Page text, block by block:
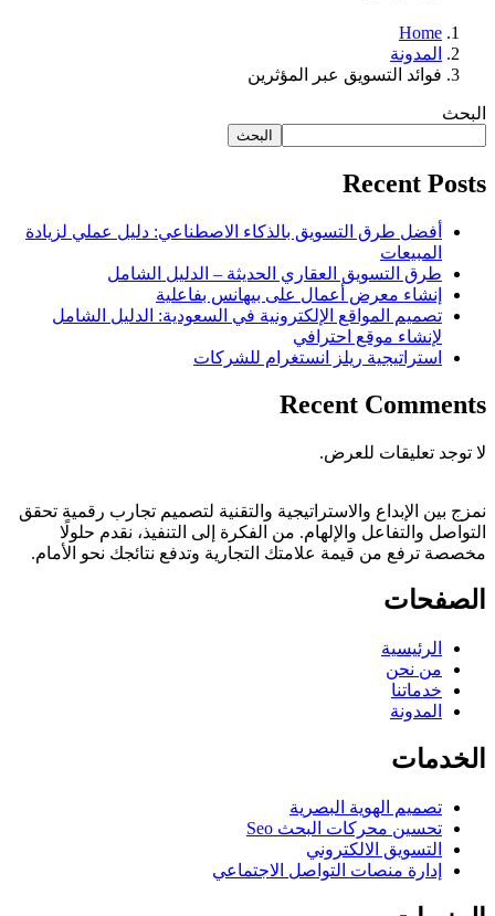
Home
المدونة
فوائد التسويق عبر المؤثرين
البحث
البحث
Recent Posts
أفضل طرق التسويق بالذكاء الاصطناعي: دليل عملي لزيادة
المبيعات
طرق التسويق العقاري الحديثة – الدليل الشامل
إنشاء معرض أعمال على بيهانس بفاعلية
تصميم المواقع الإلكترونية في السعودية: الدليل الشامل
لإنشاء موقع احترافي
استراتيجية ريلز انستغرام للشركات
Recent Comments
لا توجد تعليقات للعرض.
نمزج بين الإبداع والاستراتيجية والتقنية لتصميم تجارب رقمية تحقق
التواصل والتفاعل والإلهام. من الفكرة إلى التنفيذ، نقدم حلولًا
مخصصة ترفع من قيمة علامتك التجارية وتدفع نتائجك نحو الأمام.
الصفحات
الرئيسية
من نحن
خدماتنا
المدونة
الخدمات
تصميم الهوية البصرية
تحسين محركات البحث Seo
التسويق الالكتروني
إدارة منصات التواصل الاجتماعي